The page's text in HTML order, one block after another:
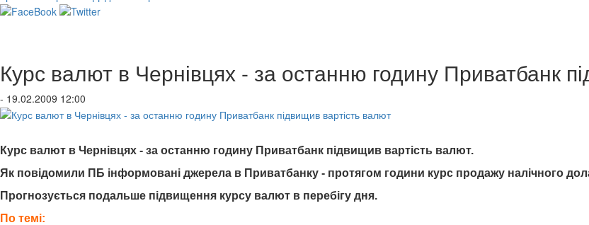
Курс валют в Чернівцях - за останню годину Приватбанк
- 19.02.2009 12:00
Курс валют в Чернівцях - за останню годину Приватбанк підвищив вартість валют.
Як повідомили ПБ інформовані джерела в Приватбанку - протягом години курс продажу налічного
Прогнозується подальше підвищення курсу валют в перебігу дня.
По темі: